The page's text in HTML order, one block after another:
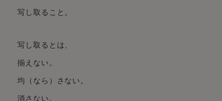
写し取ること。
写し取るとは、
揃えない。
均（なら）さない。
消さない。